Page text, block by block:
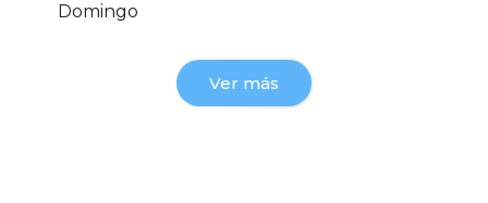
Domingo
Ver más